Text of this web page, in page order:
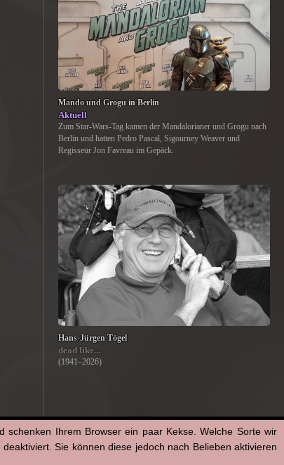
Mando und Grogu in Berlin
Aktuell
Zum Star-Wars-Tag kamen der Mandalorianer und Grogu nach
Berlin und hatten Pedro Pascal, Sigourney Weaver und
Regisseur Jon Favreau im Gepäck.
Hans-Jürgen Tögel
dead like...
(1941–2026)
Ihrem Browser ein paar Kekse. Welche Sorte wir
Sie können diese jedoch nach Belieben aktivieren